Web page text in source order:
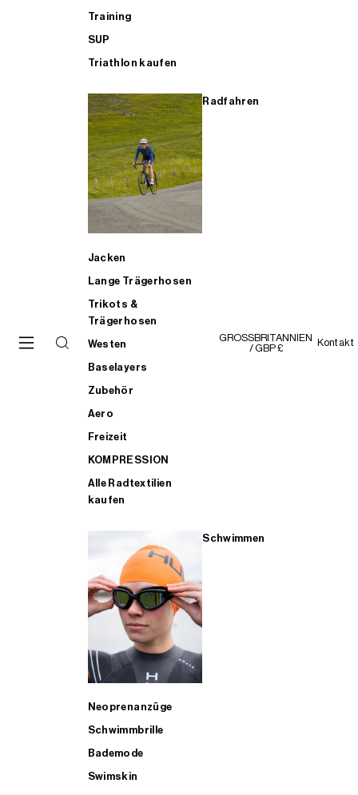
Training
SUP
Triathlon kaufen
Radfahren
Jacken
Lange Trägerhosen
Trikots &
Trägerhosen
Westen
Baselayers
Zubehör
Aero
Freizeit
KOMPRESSION
Alle Radtextilien
kaufen
Schwimmen
Neoprenanzüge
Schwimmbrille
Bademode
Swimskin
GROSSBRITANNIEN
/ GBP £
Kontakt